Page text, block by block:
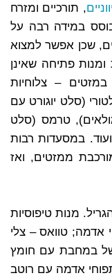
, תורכיים ומזרח
במידה רבה על
שכן אפשר למצוא
פתיחה שאינן
– צלוחיות
(סלט יוגורט עם
טרמס (סלט
ועוד. במסעדות רבות
ממזטים, ואז
מנות טיפוסיות
אדמה; טוואס – צלי
במחבת עם חומץ
אדמה עם רוטב